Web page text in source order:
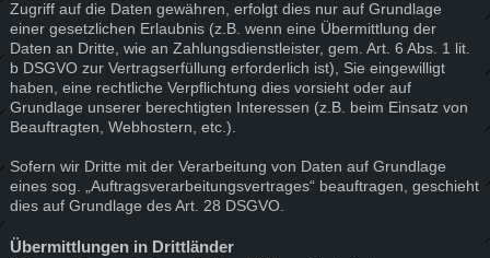
Zugriff auf die Daten gewähren, erfolgt dies nur auf Grundlage
einer gesetzlichen Erlaubnis (z.B. wenn eine Übermittlung der
Daten an Dritte, wie an Zahlungsdienstleister, gem. Art. 6 Abs. 1 lit.
b DSGVO zur Vertragserfüllung erforderlich ist), Sie eingewilligt
haben, eine rechtliche Verpflichtung dies vorsieht oder auf
Grundlage unserer berechtigten Interessen (z.B. beim Einsatz von
Beauftragten, Webhostern, etc.).
Sofern wir Dritte mit der Verarbeitung von Daten auf Grundlage
eines sog. „Auftragsverarbeitungsvertrages“ beauftragen, geschieht
dies auf Grundlage des Art. 28 DSGVO.
Übermittlungen in Drittländer